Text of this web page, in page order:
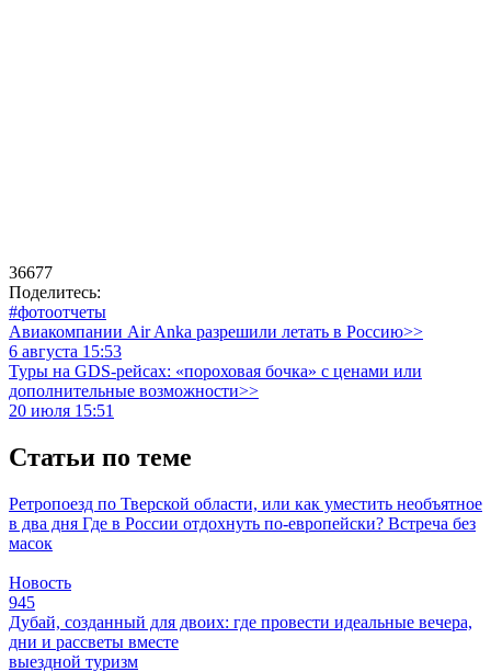
36677
Поделитесь:
#фотоотчеты
Авиакомпании Air Anka разрешили летать в Россию>>
6 августа 15:53
Туры на GDS-рейсах: «пороховая бочка» с ценами или
дополнительные возможности>>
20 июля 15:51
Статьи по теме
Ретропоезд по Тверской области, или как уместить необъятное
в два дня Где в России отдохнуть по-европейски? Встреча без
масок
Новость
945
Дубай, созданный для двоих: где провести идеальные вечера,
дни и рассветы вместе
выездной туризм